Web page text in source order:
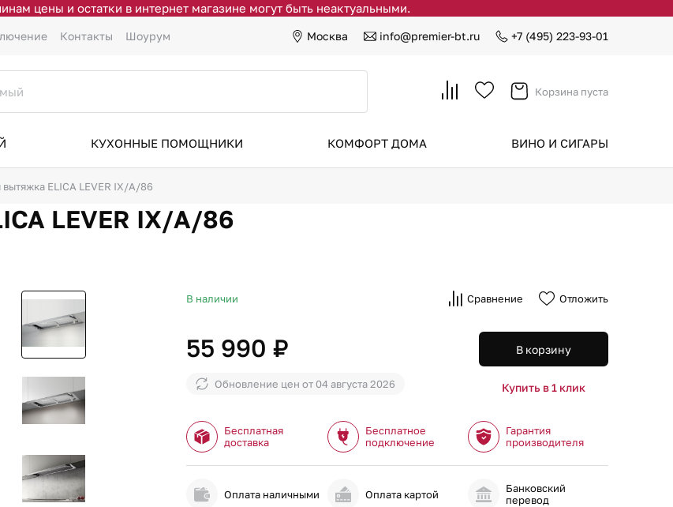
цены и остатки в интернет магазине могут быть неактуальными.
Контакты Шоурум Москва info@premier-bt.ru +7 (495) 223-93-01
Корзина пуста
КУХОННЫЕ ПОМОЩНИКИ КОМФОРТ ДОМА ВИНО И СИГАРЫ
ELICA LEVER IX/A/86
LEVER IX/A/86
В наличии Сравнение Отложить
55 990 ₽
Обновление цен от 04 августа 2026
В корзину
Купить в 1 клик
Бесплатная
доставка
Бесплатное
подключение
Гарантия
производителя
Оплата наличными Оплата картой
Банковский
перевод